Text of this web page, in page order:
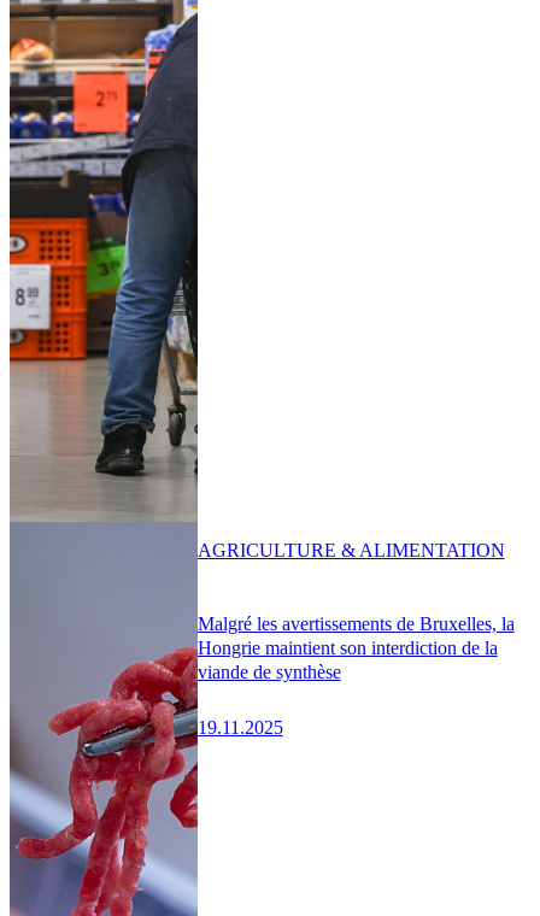
Malgré les avertissements de Bruxelles, la
Hongrie maintient son interdiction de la
viande de synthèse
19.11.2025
AGRICULTURE & ALIMENTATION